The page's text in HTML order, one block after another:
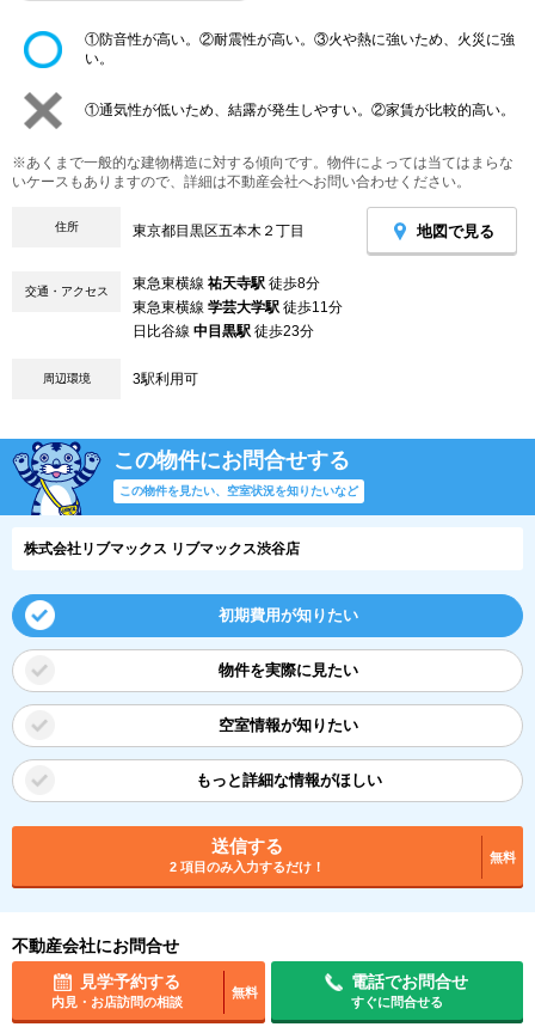
①防音性が高い。②耐震性が高い。③火や熱に強いため、火災に強
い。
①通気性が低いため、結露が発生しやすい。②家賃が比較的高い。
※あくまで一般的な建物構造に対する傾向です。物件によっては当てはまらな
いケースもありますので、詳細は不動産会社へお問い合わせください。
住所 東京都目黒区五本木２丁目 地図で見る
交通・アクセス 東急東横線 祐天寺駅 徒歩8分
東急東横線 学芸大学駅 徒歩11分
日比谷線 中目黒駅 徒歩23分
周辺環境 3駅利用可
この物件にお問合せする
この物件を見たい、空室状況を知りたいなど
株式会社リブマックス リブマックス渋谷店
初期費用が知りたい
物件を実際に見たい
空室情報が知りたい
もっと詳細な情報がほしい
送信する
2 項目のみ入力するだけ！
無料
不動産会社にお問合せ
見学予約する
内見・お店訪問の相談
無料
電話でお問合せ
すぐに問合せる